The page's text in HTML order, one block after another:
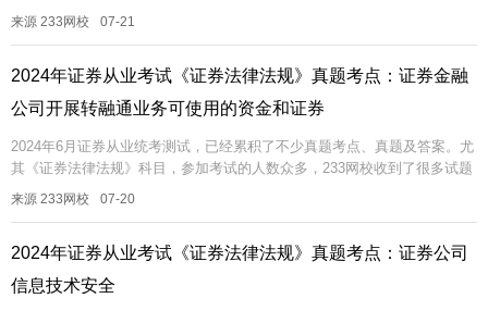
反馈，考过的真题可能再考，即便不考一模一样的，也可能考相同的考...
来源 233网校 07-21
2024年证券从业考试《证券法律法规》真题考点：证券金融
公司开展转融通业务可使用的资金和证券
2024年6月证券从业统考测试，已经累积了不少真题考点、真题及答案。尤
其《证券法律法规》科目，参加考试的人数众多，233网校收到了很多试题
反馈，考过的真题可能再考，即便不考一模一样的，也可能考相同的考...
来源 233网校 07-20
2024年证券从业考试《证券法律法规》真题考点：证券公司
信息技术安全